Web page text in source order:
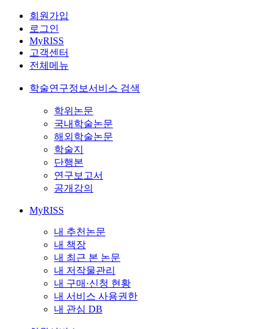
회원가입
로그인
MyRISS
고객센터
전체메뉴
학술연구정보서비스 검색
학위논문
국내학술논문
해외학술논문
학술지
단행본
연구보고서
공개강의
MyRISS
내 추천논문
내 책장
내 최근 본 논문
내 저작물관리
내 구매·신청 현황
내 서비스 사용권한
내 관심 DB